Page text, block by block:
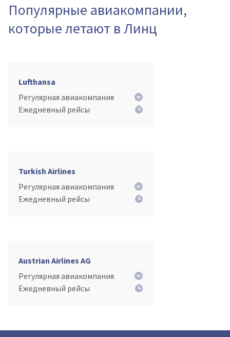
Популярные авиакомпании,
которые летают в Линц
Lufthansa
Регулярная авиакомпания
Ежедневный рейсы
Turkish Airlines
Регулярная авиакомпания
Ежедневный рейсы
Austrian Airlines AG
Регулярная авиакомпания
Ежедневный рейсы